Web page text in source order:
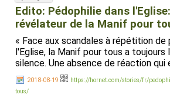
Edito: Pédophilie dans
révélateur de la Manif pour
« Face aux scandales à répétition de
l'Eglise, la Manif pour tous a toujours
silence. Une absence de réaction qui
2018-08-19
https://hornet.com/stories/fr/
tous/